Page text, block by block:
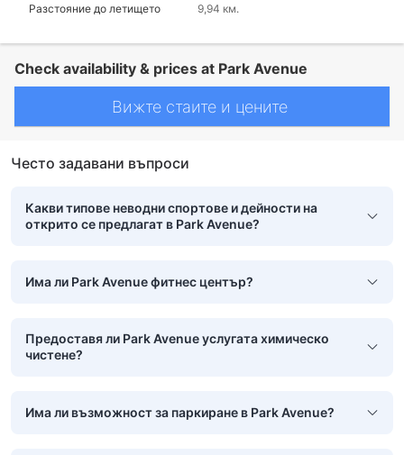
Разстояние до летището 9,94 км.
Check availability & prices at Park Avenue
Вижте стаите и цените
Често задавани въпроси
Какви типове неводни спортове и дейности на
открито се предлагат в Park Avenue?
Има ли Park Avenue фитнес център?
Предоставя ли Park Avenue услугата химическо
чистене?
Има ли възможност за паркиране в Park Avenue?